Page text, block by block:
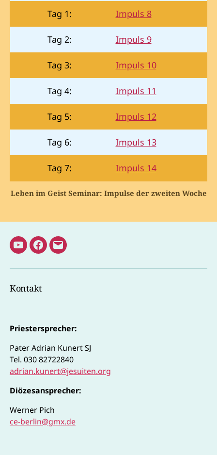
Tag 1: Impuls 8
Tag 2: Impuls 9
Tag 3: Impuls 10
Tag 4: Impuls 11
Tag 5: Impuls 12
Tag 6: Impuls 13
Tag 7: Impuls 14
Leben im Geist Seminar: Impulse der zweiten Woche
Youtube
Adrian
Facebook
E-
Kontakt
Priestersprecher:
Pater Adrian Kunert SJ
Tel. 030 82722840
adrian.kunert@jesuiten.org
Diözesansprecher:
Werner Pich
ce-berlin@gmx.de